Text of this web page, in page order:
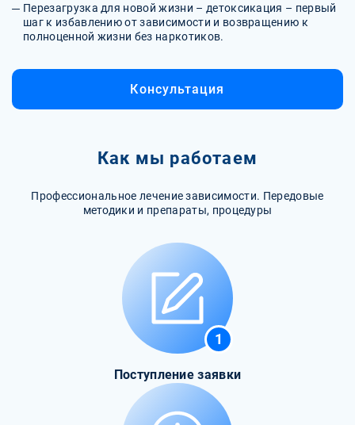
Перезагрузка для новой жизни – детоксикация – первый
шаг к избавлению от зависимости и возвращению к
полноценной жизни без наркотиков.
Консультация
Как мы работаем
Профессиональное лечение зависимости. Передовые
методики и препараты, процедуры
1
Поступление заявки